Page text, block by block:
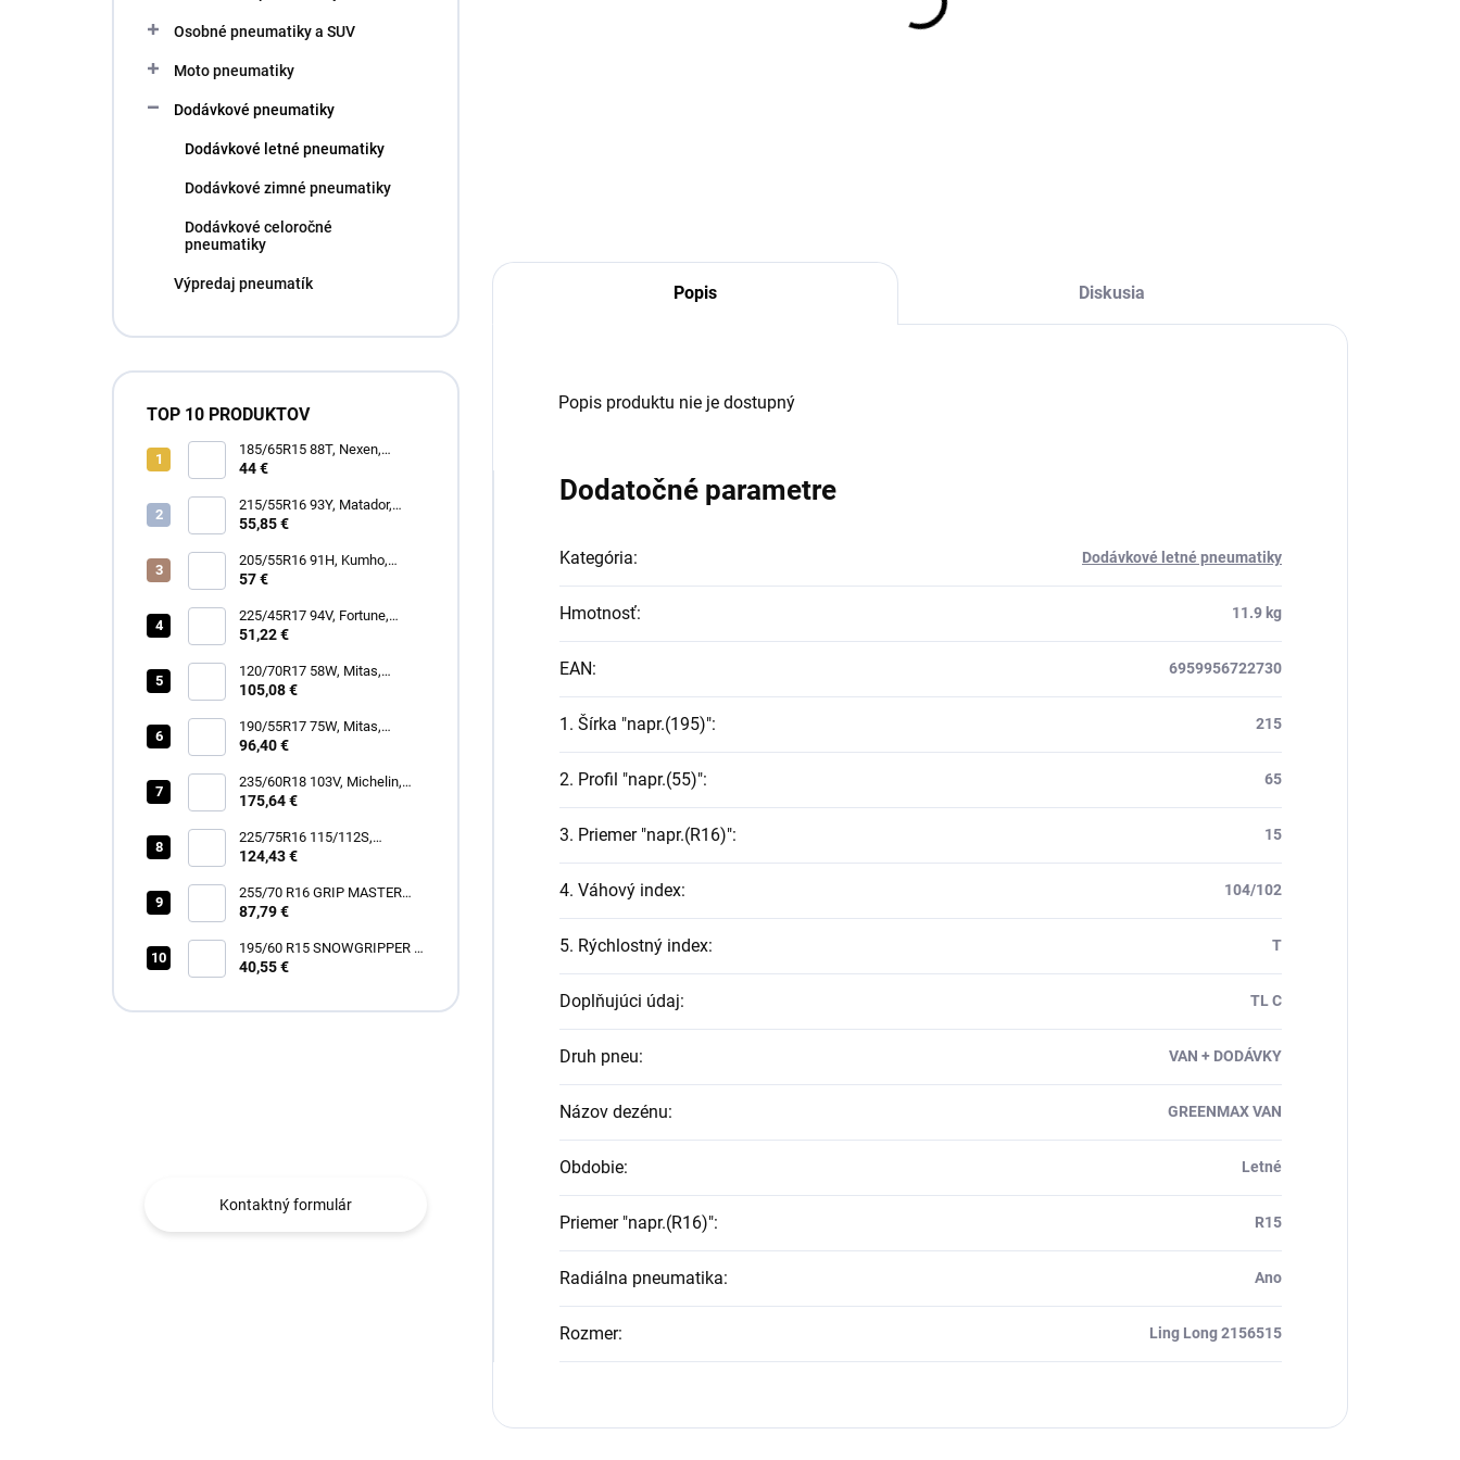
Osobné pneumatiky a SUV
Moto pneumatiky
Dodávkové pneumatiky
Dodávkové letné pneumatiky
Dodávkové zimné pneumatiky
Dodávkové celoročné
pneumatiky
Výpredaj pneumatík
TOP 10 PRODUKTOV
185/65R15 88T, Nexen,
WINGUARD SNOW G3 WH21
44 €
215/55R16 93Y, Matador,
MP47 HECTORRA 3
55,85 €
205/55R16 91H, Kumho,
WINTERCRAFT WP52+
57 €
225/45R17 94V, Fortune,
SNOWFUN FSR901
51,22 €
120/70R17 58W, Mitas,
SPORTFORCE+
105,08 €
190/55R17 75W, Mitas,
SPORTFORCE+
96,40 €
235/60R18 103V, Michelin,
LATITUDE TOUR HP
175,64 €
225/75R16 115/112S,
Hankook, RF12 DYNAPRO
124,43 €
255/70 R16 GRIP MASTER
C/S [111] H
87,79 €
195/60 R15 SNOWGRIPPER I
[88] H
40,55 €
Kontaktný formulár
Popis Diskusia
Popis produktu nie je dostupný
Dodatočné parametre
Kategória: Dodávkové letné pneumatiky
Hmotnosť: 11.9 kg
EAN: 6959956722730
1. Šírka "napr.(195)": 215
2. Profil "napr.(55)": 65
3. Priemer "napr.(R16)": 15
4. Váhový index: 104/102
5. Rýchlostný index: T
Doplňujúci údaj: TL C
Druh pneu: VAN + DODÁVKY
Názov dezénu: GREENMAX VAN
Obdobie: Letné
Priemer "napr.(R16)": R15
Radiálna pneumatika: Ano
Rozmer: Ling Long 2156515